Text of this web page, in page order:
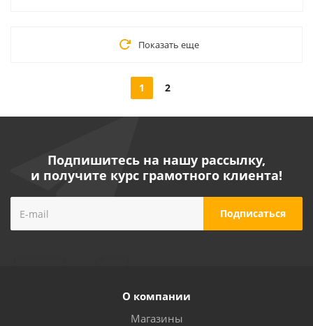
Показать еще
1 2
Подпишитесь на нашу рассылку,
и получите курс грамотного клиента!
О компании
Магазины